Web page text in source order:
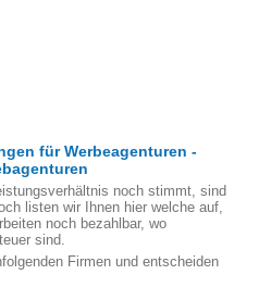
für Werbeagenturen -
noch stimmt, sind
listen wir Ihnen hier welche auf,
noch bezahlbar, wo
sind.
Firmen und entscheiden